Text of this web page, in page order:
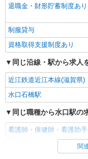
退職金・財形貯蓄制度あり
制服貸与
資格取得支援制度あり
同じ沿線・駅から求人
近江鉄道近江本線(滋賀県)
水口石橋駅
同じ職種から水口駅の
看護師・保健師・看護助
同じ雇用形態から水口
関